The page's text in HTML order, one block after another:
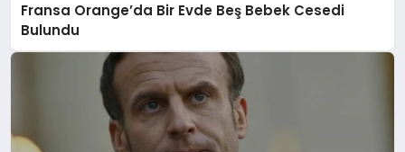
Fransa Orange’da Bir Evde Beş Bebek Cesedi
Bulundu